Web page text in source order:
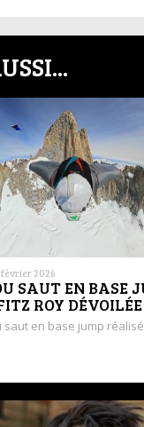
février 2026
SAUT EN BASE
ROY DÉVOILÉE
saut en base jump